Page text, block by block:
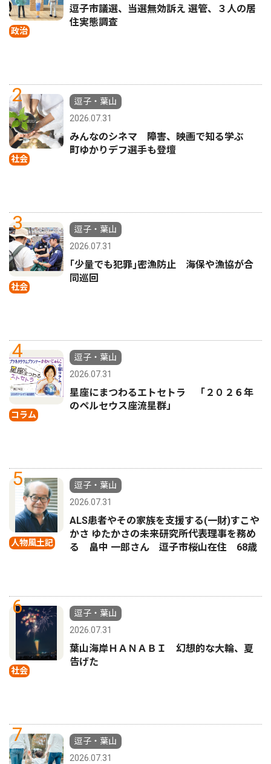
政治
逗子市議選、当選無効訴え 選管、３人の居
住実態調査
2
社会
逗子・葉山
2026.07.31
みんなのシネマ 障害、映画で知る学ぶ
町ゆかりデフ選手も登壇
3
社会
逗子・葉山
2026.07.31
｢少量でも犯罪｣密漁防止 海保や漁協が合
同巡回
4
コラム
逗子・葉山
2026.07.31
星座にまつわるエトセトラ 「２０２６年
のペルセウス座流星群」
5
人物風土記
逗子・葉山
2026.07.31
ALS患者やその家族を支援する(一財)すこや
かさ ゆたかさの未来研究所代表理事を務め
る 畠中 一郎さん 逗子市桜山在住 68歳
6
社会
逗子・葉山
2026.07.31
葉山海岸ＨＡＮＡＢＩ 幻想的な大輪、夏
告げた
7
逗子・葉山
2026.07.31